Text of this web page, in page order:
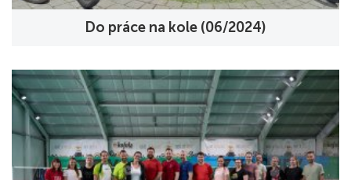
Do práce na kole (06/2024)